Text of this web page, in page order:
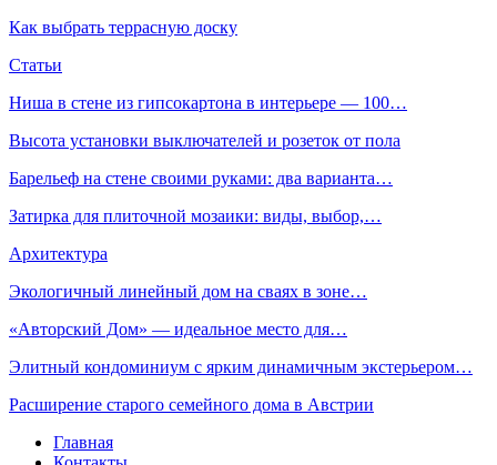
Как выбрать террасную доску
Статьи
Ниша в стене из гипсокартона в интерьере — 100…
Высота установки выключателей и розеток от пола
Барельеф на стене своими руками: два варианта…
Затирка для плиточной мозаики: виды, выбор,…
Архитектура
Экологичный линейный дом на сваях в зоне…
«Авторский Дом» — идеальное место для…
Элитный кондоминиум с ярким динамичным экстерьером…
Расширение старого семейного дома в Австрии
Главная